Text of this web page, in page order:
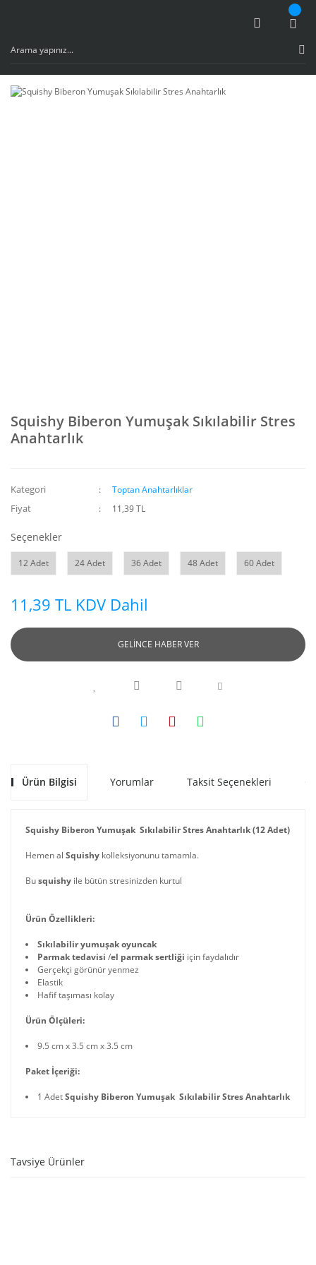
Squishy Biberon Yumuşak Sıkılabilir Stres
Anahtarlık
Kategori Toptan Anahtarlıklar
Fiyat 11,39 TL
Seçenekler
12 Adet 24 Adet 36 Adet 48 Adet 60 Adet
11,39 TL KDV Dahil
GELİNCE HABER VER
Ürün Bilgisi Yorumlar Taksit Seçenekleri
Squishy Biberon Yumuşak Sıkılabilir Stres Anahtarlık (12 Adet)
Hemen al Squishy kolleksiyonunu tamamla.
Busquishy ile bütün stresinizden kurtul
Ürün Özellikleri:
Sıkılabilir yumuşak oyuncak
Parmak tedavisi /el parmak sertliği için faydalıdır
Gerçekçi görünür yenmez
Elastik
Hafif taşıması kolay
Ürün Ölçüleri:
9.5 cm x 3.5 cm x 3.5 cm
Paket İçeriği:
1 AdetSquishy Biberon Yumuşak Sıkılabilir Stres Anahtarlık
Tavsiye Ürünler